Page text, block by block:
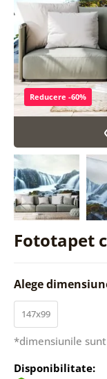
Fototapet
Reducere -60%
Alege
147x99
*dimensiunile
Disponibilitate: